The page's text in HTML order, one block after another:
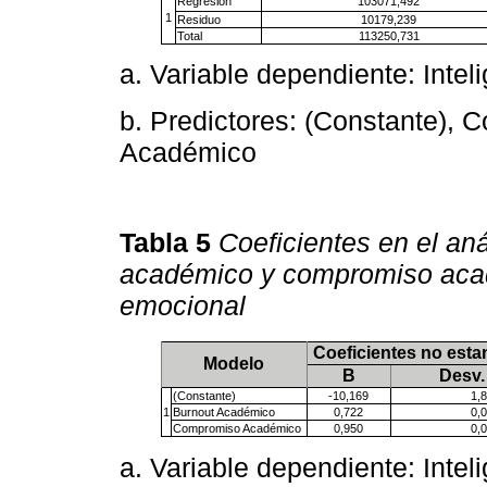
1
Residuo
10179,239
Total
113250,731
a. Variable dependiente:
b. Predictores: (Constante),
Académico
Tabla 5 Coeficientes en el
académico y compromiso
emocional
Modelo
Coeficientes no
B
1
(Constante) -10,169
Burnout Académico
0,722
Compromiso Académico
0,950
a. Variable dependiente: